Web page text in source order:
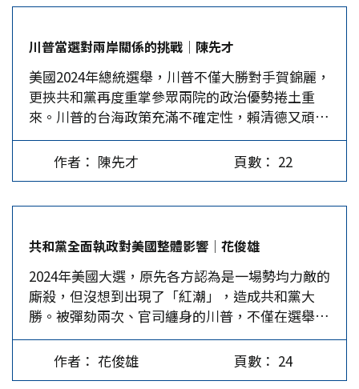
民當家作主，這要建立在保護人權的基礎上，但從
蔡英文到賴清德一再踐踏民主人權，現在反用西方
民主去包裝台獨，這和他們拿中華民國當擋箭牌一
樣。 最離譜的是，作為台灣最高領導人，賴清德
居然用綠油油的大法官阻擋在野黨提出的國會改革
案，要不要到立院報告也得看其意願，擺明是想有
權無責。何況民進黨從新冠疫苗到進口雞蛋，到一
拖數年才人去樓空的光電弊案，再到台鹽董事長陳
中生，要他們去作民進黨的「青鳥」？ 更何況，
賴清德在擔任台南市長期間，因李全教賄選案，有
232天未進入市議會報告、備詢，監察院通過彈劾
賴清德案，賴竟指責監察院違法濫權、傷害民主，
難道不進市議會報告、備詢，不傷害民主嗎？ 另
有學生問賴，在中國大陸的壓力下，如何求生存和
避免戰爭，賴清德對此問題避而不答。其實，要和
平不要戰爭，美國政客早已給出答案，就是不要搞
免課稅」；提高關稅以解決高通膨及補足財政不
足；提出對富人減稅，窮人免稅；大規模驅逐非法
移民以改善治安、減輕社福負擔；批評「零元購
」，認為當前的法律只保護罪犯，而忽略了多數民
眾的權益。這些主張深受選民認同，讓選民忽略了
提高關稅可能會造成通貨膨脹。 也有不少人票投
川普，並非因為喜歡他，只是兩害相權取其輕，選
川普也不要極左自由主義路線的賀錦麗。民主黨大
忍。…
川普當選對兩岸關係的挑戰│陳先才
美國2024年總統選舉，川普不僅大勝對手賀錦麗，
更挾共和黨再度重掌參眾兩院的政治優勢捲土重
來。川普的台海政策充滿不確定性，賴清德又頑固
推行「台獨」分裂活動，在內外雙重因素的疊加
下，未來四年兩岸關係發展的基本態勢並不樂觀，
台海風險有可能顯著升高，尤其川普的交易性格會
有提及中國，川普則在競選期間頻繁提及中國，尤
其是在辯論會後的五次競選活動中，他大約提到中
國40次，主要體現在以下幾個方面：一是有關「是
否保護台灣」或「出兵台海」的問題上，川普基本
上未明確給出態度，而是含糊其詞；二是在有關中
美貿易及關稅的問題上，川普不只一次提出要對華
商品徵收至少60%的關稅；三是有關台灣問題時，
川普多次聚集在台積電晶片上，聲稱台灣應該多繳
作者： 陳先才 頁數： 22
共和黨全面執政對美國整體影響│花俊雄
2024年美國大選，原先各方認為是一場勢均力敵的
廝殺，但沒想到出現了「紅潮」，造成共和黨大
勝。被彈劾兩次、官司纏身的川普，不僅在選舉人
票以312對賀錦麗226勝出，普選票川普也贏了400
萬票，打破了20年來共和黨候選人未曾在普選票勝
過民主黨的紀錄。 川普強勢重返白宮，成了歷史
作者： 花俊雄 頁數： 24